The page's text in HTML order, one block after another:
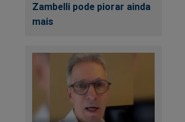
Zambelli pode piorar ainda
mais